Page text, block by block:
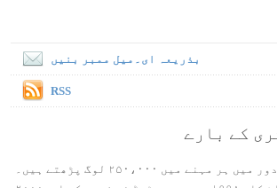
بذریعہ ای۔میل ممبر بنیں
RSS
کے بارے
آج کی آیت موجودہ دور میں ہر مہنے میں ۲۵۰،۰۰۰ لوگ پڑھتے ہیں۔